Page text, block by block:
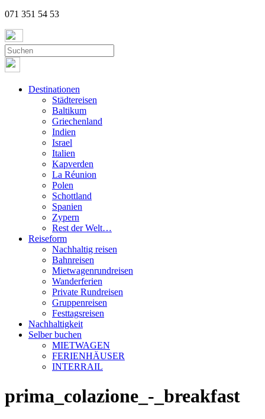
071 351 54 53
Destinationen
Städtereisen
Baltikum
Griechenland
Indien
Israel
Italien
Kapverden
La Réunion
Polen
Schottland
Spanien
Zypern
Rest der Welt…
Reiseform
Nachhaltig reisen
Bahnreisen
Mietwagenrundreisen
Wanderferien
Private Rundreisen
Gruppenreisen
Festtagsreisen
Nachhaltigkeit
Selber buchen
MIETWAGEN
FERIENHÄUSER
INTERRAIL
prima_colazione_-_breakfast